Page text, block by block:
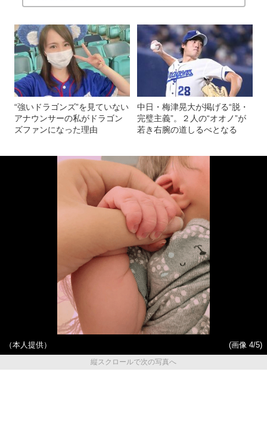
“強いドラゴンズ”を見ていない
アナウンサーの私がドラゴン
ズファンになった理由
中日・梅津晃大が掲げる“脱・
完璧主義”。２人の“オオノ”が
若き右腕の道しるべとなる
（本人提供）
(画像 4/5)
縦スクロールで次の写真へ